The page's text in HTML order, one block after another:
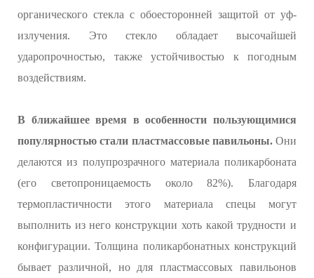
органического стекла с обоесторонней защитой от уф-
излучения. Это стекло обладает высочайшей
ударопрочностью, также устойчивостью к погодным
воздействиям.
В ближайшее время в особенности пользующимися
популярностью стали пластмассовые павильоны.Они
делаются из полупрозрачного материала поликарбоната
(его светопроницаемость около 82%). Благодаря
термопластичности этого материала спецы могут
выполнить из него конструкции хоть какой трудности и
конфигурации. Толщина поликарбонатных конструкций
бывает различной, но для пластмассовых павильонов